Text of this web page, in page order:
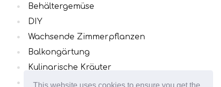
This website uses cookies to ensure you get the
Behältergemüse
DIY
Wachsende Zimmerpflanzen
Balkongärtung
Kulinarische Kräuter
Alle Kategorien